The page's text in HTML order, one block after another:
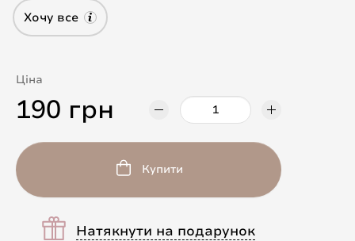
Хочу все
Ціна
190 грн
Купити
Натякнути на подарунок